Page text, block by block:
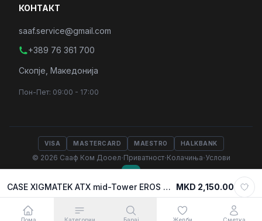
CASE XIGMATEK ATX mid-Tower EROS w/Tempered glass , Rainbow LED Front Panel, 1x120mm LED RGB fan, w/o OD DVD slot, EN43378 MKD 2,150.00
Select variant
MKD 2,150.00 Додади во кошничка
КОНТАКТ
saaf.service@gmail.com
+389 76 361 700
Скопје, Македонија
Пон-Пет: 09:00 - 17:00
VISA MASTERCARD MAESTRO HALKBANK
© 2026 Сааф Ком Дооел·Приватност·Колачиња·Услови